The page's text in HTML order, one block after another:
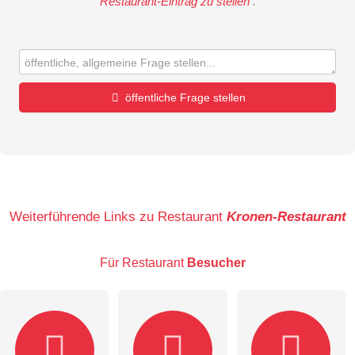
öffentliche Frage stellen
E-Mail-Adresse (wird nicht veröffentlicht)
Weiterführende Links zu Restaurant Kronen-Restaurant
Für Restaurant Besucher